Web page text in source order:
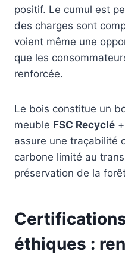
positif. Le cumul est
des charges sont
voient même une
que les
renforcée.
Le bois constitue un
meuble FSC Recyclé +
assure une traçabilité
carbone limité au
préservation de la
éthiques :